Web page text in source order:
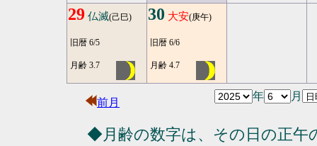
29 仏滅(己巳)
旧暦 6/5
月齢 3.7
30 大安(庚午)
旧暦 6/6
月齢 4.7
前月
年 月
◆月齢の数字は、その日の正午